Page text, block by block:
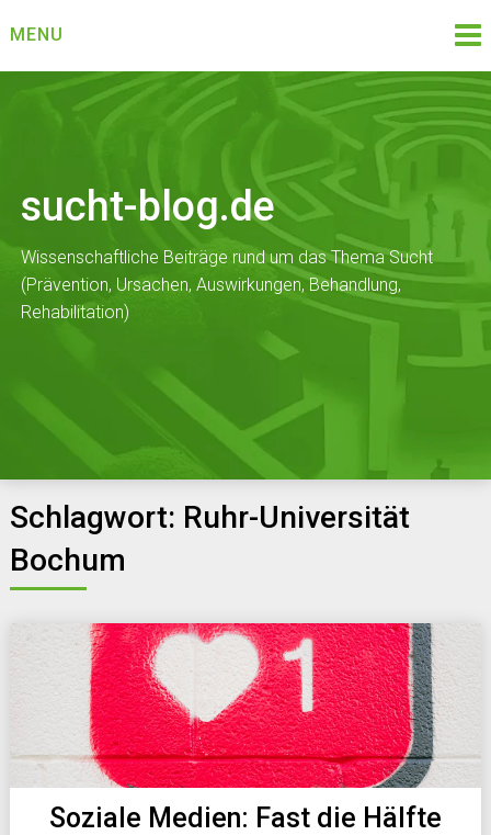
toMENU
sucht-blog.de
Wissenschaftliche Beiträge rund um das Thema Sucht
(Prävention, Ursachen, Auswirkungen, Behandlung,
Rehabilitation)
Schlagwort: Ruhr-Universität
Bochum
Soziale Medien: Fast die Hälfte